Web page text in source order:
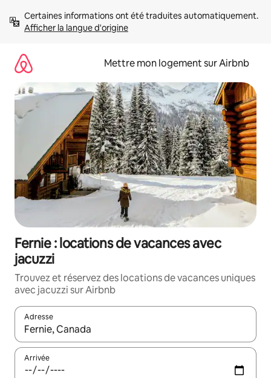
directement
Afficher la langue d'origine
Mettre mon logement sur Airbnb
Fernie : locations de vacances avec
jacuzzi
Trouvez et réservez des locations de vacances uniques
avec jacuzzi sur Airbnb
Adresse
Lorsque les résultats s'affichent, utilisez les flèches vers le
Arrivée